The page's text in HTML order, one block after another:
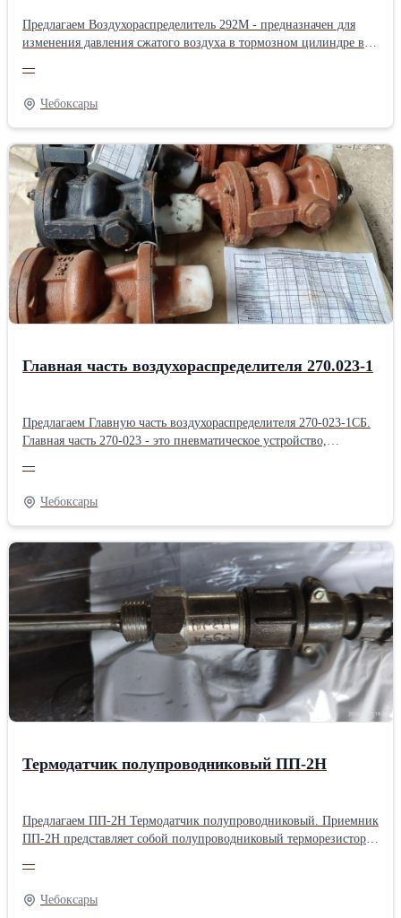
Предлагаем Воздухораспределитель 292М - предназначен для
изменения давления сжатого воздуха в тормозном цилиндре в
воздухораспределителя – не прямодействующий,
автоматический.
—
Чебоксары
Главная часть воздухораспределителя 270.023-1
Предлагаем Главную часть воздухораспределителя 270-023-1СБ.
Главная часть 270-023 - это пневматическое устройство,
Составная часть воздухораспределителя 483М, предназначенная
для обеспечения установки необходимого давления сжатого
воздуха в тормозном цилиндре. Стоимость и наличие товара по
запросу.
—
Чебоксары
Термодатчик полупроводниковый ПП-2Н
Предлагаем ПП-2Н Термодатчик полупроводниковый. Приемник
ПП-2Н представляет собой полупроводниковый терморезистор с
дистанционного измерения температуры воды, масла или
антифриза в системах охлаждения тепловозов и других
энергетических установок. Стоимость, наличие товара по
—
Чебоксары